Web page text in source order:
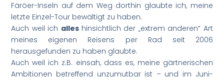
Färöer-Inseln auf dem Weg dorthin glaubte ich, meine
letzte Einzel-Tour bewältigt zu haben.
Auch weil ich alleshinsichtlich der „extrem anderen“ Art
meines eigenen Reisens per Rad seit 2006
herausgefunden zu haben glaubte.
Auch weil ich z.B. einsah, dass es, meine gärtnerischen
Ambitionen betreffend unzumutbar ist – und im Juni-